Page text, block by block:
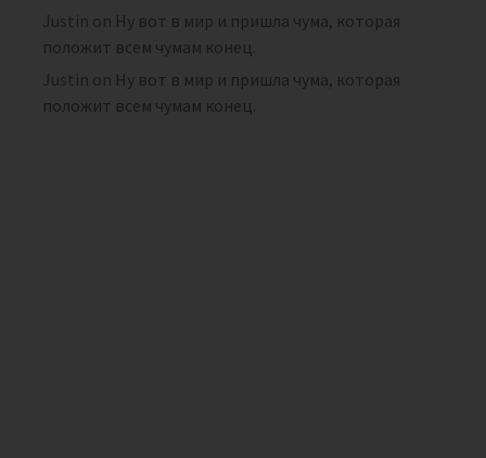
Justin on Ну вот в мир и пришла чума, которая
положит всем чумам конец.
Justin on Ну вот в мир и пришла чума, которая
положит всем чумам конец.